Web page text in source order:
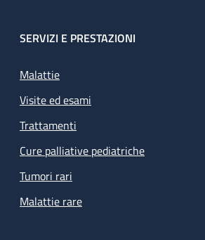
SERVIZI E PRESTAZIONI
Malattie
Visite ed esami
Trattamenti
Cure palliative pediatriche
Tumori rari
Malattie rare